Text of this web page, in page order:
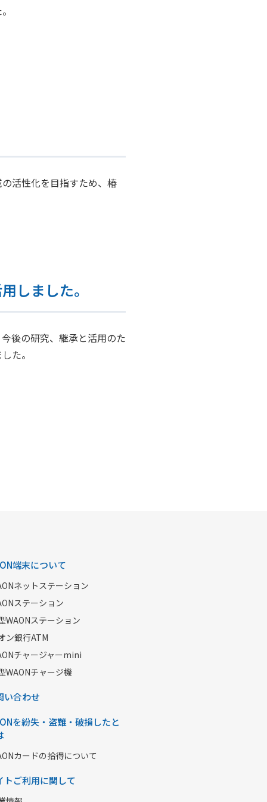
活性化を目指すため、椿
しました。
後の研究、継承と活用のた
た。
端末について
ネットステーション
ステーション
WAONステーション
ン銀行ATM
チャージャーmini
WAONチャージ機
い合わせ
を紛失・盗難・破損したと
カードの拾得について
トご利用に関して